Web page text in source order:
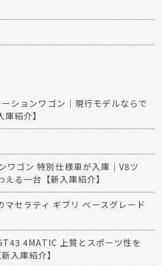
ションワゴン｜現行モデルならで
紹介】
ワゴン 特別仕様車が入庫｜V8ツ
る一台【新入庫紹介】
セラティ ギブリ ベースグレード
4MATIC 上質とスポーツ性を
入庫紹介】